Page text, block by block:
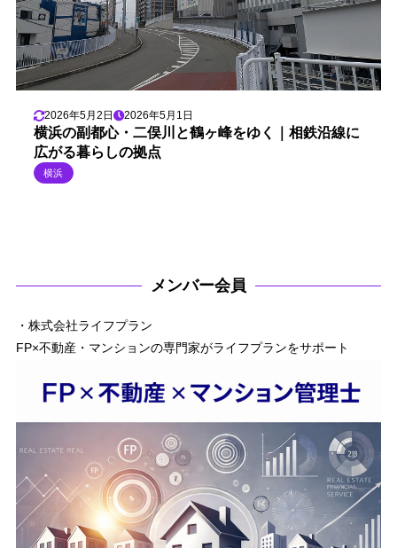
2026年5月2日 2026年5月1日
横浜の副都心・二俣川と鶴ヶ峰をゆく｜相鉄沿線に
広がる暮らしの拠点
横浜
メンバー会員
・株式会社ライフプラン
FP×不動産・マンションの専門家がライフプランをサポート